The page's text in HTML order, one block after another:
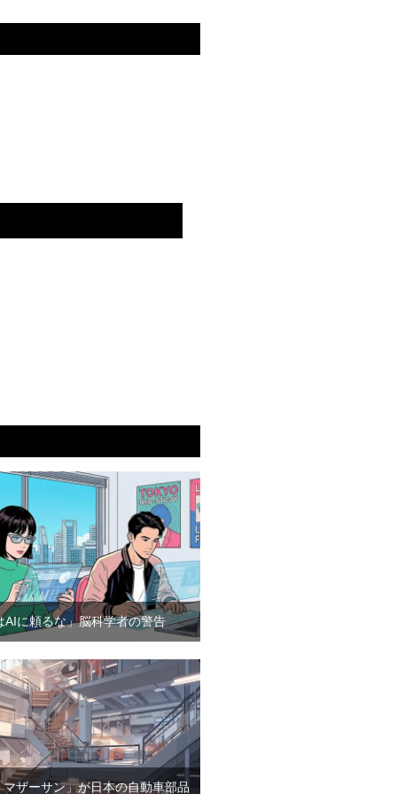
AIに頼るな」脳科学者の警告
マザーサン」が日本の自動車部品